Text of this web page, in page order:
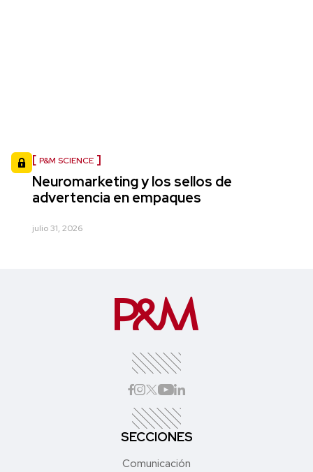
P&M SCIENCE
Neuromarketing y los sellos de
advertencia en empaques
julio 31, 2026
SECCIONES
Comunicación